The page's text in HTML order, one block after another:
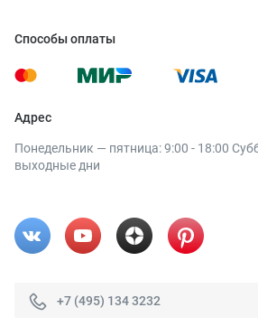
Способы оплаты
Адрес
Понедельник — пятница: 9:00 - 18:00
выходные дни
+7 (495) 134 3232